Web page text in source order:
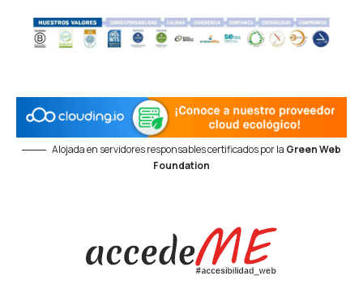
Alojada en servidores responsables certificados por la Green Web
Foundation